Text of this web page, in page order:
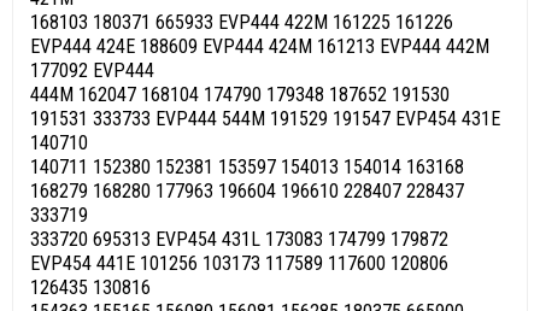
168103 180371 665933 EVP444 422M 161225 161226
EVP444 424E 188609 EVP444 424M 161213 EVP444 442M
177092 EVP444
444M 162047 168104 174790 179348 187652 191530
191531 333733 EVP444 544M 191529 191547 EVP454 431E
140710
140711 152380 152381 153597 154013 154014 163168
168279 168280 177963 196604 196610 228407 228437
333719
333720 695313 EVP454 431L 173083 174799 179872
EVP454 441E 101256 103173 117589 117600 120806
126435 130816